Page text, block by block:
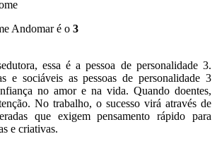
Andomar é o 3
essa é a pessoa de personalidade 3.
e sociáveis as pessoas de personalidade 3
no amor e na vida. Quando doentes,
No trabalho, o sucesso virá através de
que exigem pensamento rápido para
e criativas.